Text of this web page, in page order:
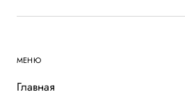
МЕНЮ
Главная